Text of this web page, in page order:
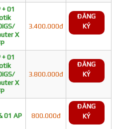
+ 01
X
3.400.000đ
ĐĂNG
KÝ
+ 01
X
3.800.000đ
ĐĂNG
KÝ
01 AP 800.000đ
ĐĂNG
KÝ